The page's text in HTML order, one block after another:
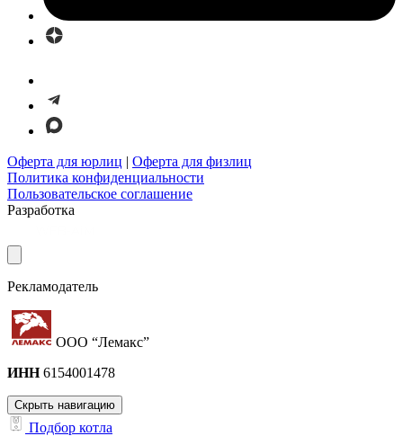
Оферта для юрлиц | Оферта для физлиц
Политика конфиденциальности
Пользовательское соглашение
Разработка
Рекламодатель
ООО “Лемакс”
ИНН6154001478
Скрыть навигацию
Подбор котла